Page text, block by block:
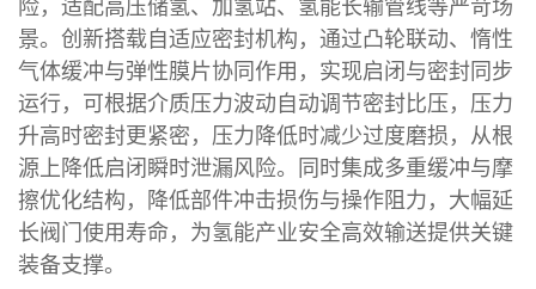
景。创新搭载自适应密封机构，通过凸轮联动、惰性
气体缓冲与弹性膜片协同作用，实现启闭与密封同步
运行，可根据介质压力波动自动调节密封比压，压力
升高时密封更紧密，压力降低时减少过度磨损，从根
源上降低启闭瞬时泄漏风险。同时集成多重缓冲与摩
擦优化结构，降低部件冲击损伤与操作阻力，大幅延
长阀门使用寿命，为氢能产业安全高效输送提供关键
装备支撑。